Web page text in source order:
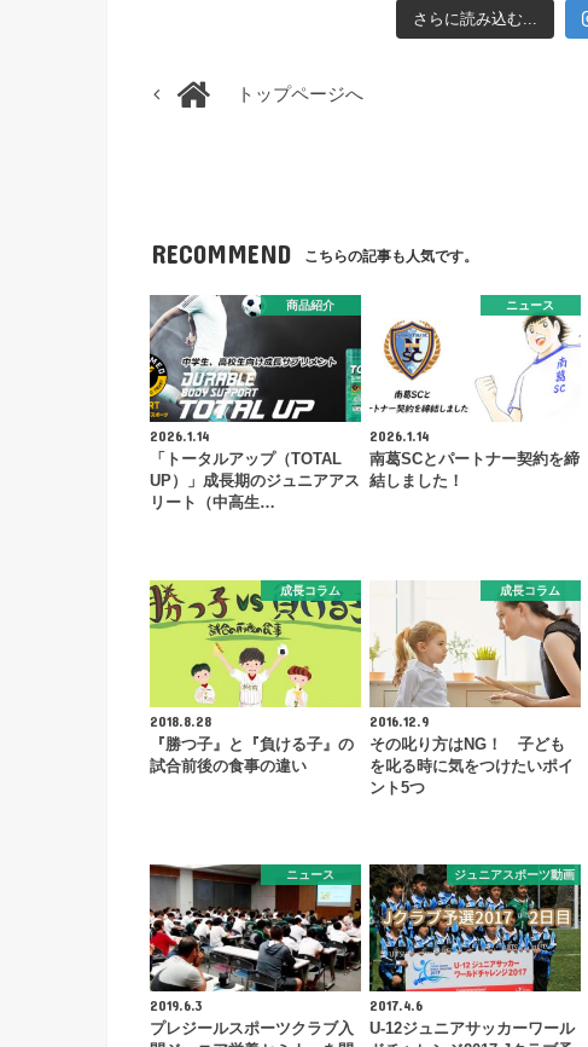
さらに読み込む...
トップページへ
RECOMMEND こちらの記事も人気です。
商品紹介
2026.1.14
「トータルアップ（TOTAL
UP）」成長期のジュニアアス
リート（中高生…
ニュース
2026.1.14
南葛SCとパートナー契約を締
結しました！
成長コラム
2018.8.28
『勝つ子』と『負ける子』の
試合前後の食事の違い
成長コラム
2016.12.9
その叱り方はNG！ 子ども
を叱る時に気をつけたいポイ
ント5つ
ニュース
2019.6.3
プレジールスポーツクラブ入
ジュニアスポーツ動画
2017.4.6
U-12ジュニアサッカーワール